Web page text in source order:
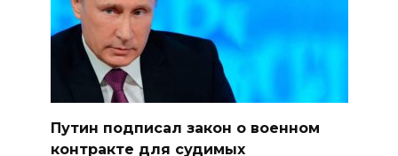
Путин подписал закон о военном
контракте для судимых